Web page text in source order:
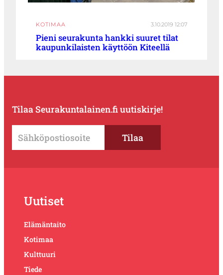
KOTIMAA 3.10.2019 12:07
Pieni seurakunta hankki suuret tilat
kaupunkilaisten käyttöön Kiteellä
Tilaa Seurakuntalainen.fi uutiskirje!
Uutiset
Elämäntaito
Kotimaa
Kulttuuri
Tiede